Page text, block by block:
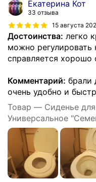
Екатерина Кот
33 отзыва
15 августа
Достоинства: легко
можно регулировать
справляется хорошо
Комментарий: брали
очень удобно и
Товар — Сиденье для
Универсальное